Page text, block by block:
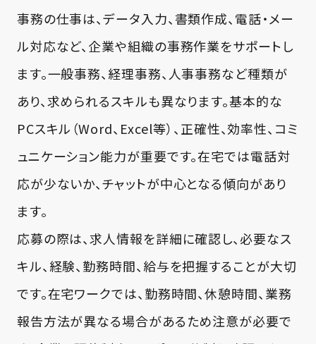
事務の仕事は、データ入力、書類作成、電話・メー
ル対応など、企業や組織の事務作業をサポートし
ます。一般事務、経理事務、人事事務など種類が
あり、求められるスキルも異なります。基本的な
PCスキル（Word、Excel等）、正確性、効率性、コミ
ュニケーション能力が重要です。在宅では電話対
応が少ないか、チャットが中心となる傾向があり
ます。
応募の際は、求人情報を詳細に確認し、必要なス
キル、経験、勤務時間、給与を把握することが大切
です。在宅ワークでは、勤務時間、休憩時間、業務
報告方法が異なる場合があるため注意が必要で